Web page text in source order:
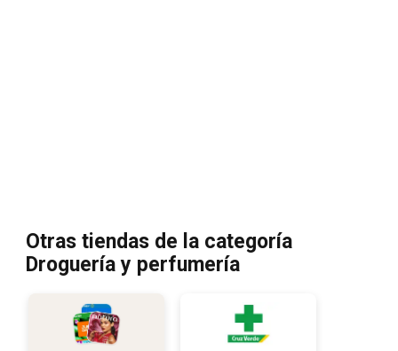
Otras tiendas de la categoría
Droguería y perfumería